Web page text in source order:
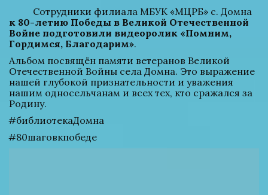
          Сотрудники филиала МБУК «МЦРБ» с. Домна
к 80-летию Победы в Великой Отечественной
Войне подготовили видеоролик «Помним,
Гордимся, Благодарим».
Альбом посвящён памяти ветеранов Великой
Отечественной Войны села Домна. Это выражение
нашей глубокой признательности и уважения
нашим односельчанам и всех тех, кто сражался за
Родину.
#библиотекаДомна
#80шаговкпобеде